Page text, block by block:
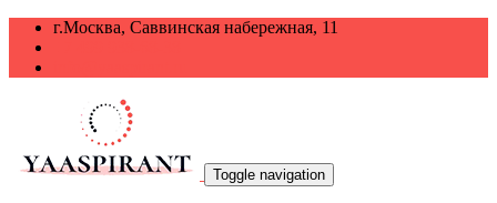
г.Москва, Саввинская набережная, 11
Toggle navigation